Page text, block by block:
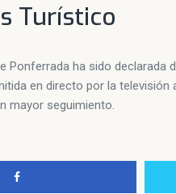
Turístico
Ponferrada ha sido declarada
en directo por la
mayor seguimiento.